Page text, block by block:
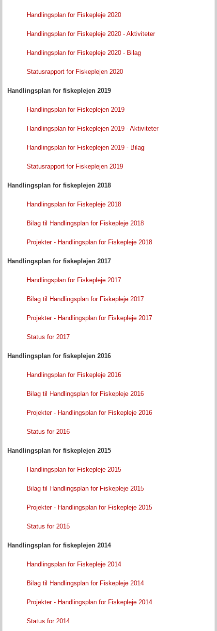
Handlingsplan for Fiskepleje 2020
Handlingsplan for Fiskepleje 2020 - Aktiviteter
Handlingsplan for Fiskepleje 2020 - Bilag
Statusrapport for Fiskeplejen 2020
Handlingsplan for fiskeplejen 2019
Handlingsplan for Fiskeplejen 2019
Handlingsplan for Fiskeplejen 2019 - Aktiviteter
Handlingsplan for Fiskeplejen 2019 - Bilag
Statusrapport for Fiskeplejen 2019
Handlingsplan for fiskeplejen 2018
Handlingsplan for Fiskepleje 2018
Bilag til Handlingsplan for Fiskepleje 2018
Projekter - Handlingsplan for Fiskepleje 2018
Handlingsplan for fiskeplejen 2017
Handlingsplan for Fiskepleje 2017
Bilag til Handlingsplan for Fiskepleje 2017
Projekter - Handlingsplan for Fiskepleje 2017
Status for 2017
Handlingsplan for fiskeplejen 2016
Handlingsplan for Fiskepleje 2016
Bilag til Handlingsplan for Fiskepleje 2016
Projekter - Handlingsplan for Fiskepleje 2016
Status for 2016
Handlingsplan for fiskeplejen 2015
Handlingsplan for Fiskepleje 2015
Bilag til Handlingsplan for Fiskepleje 2015
Projekter - Handlingsplan for Fiskepleje 2015
Status for 2015
Handlingsplan for fiskeplejen 2014
Handlingsplan for Fiskepleje 2014
Bilag til Handlingsplan for Fiskepleje 2014
Projekter - Handlingsplan for Fiskepleje 2014
Status for 2014